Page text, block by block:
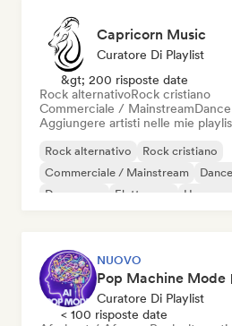
Capricorn Music
Curatore Di Playlist
&gt; 200 risposte date
Rock alternativoRock cristiano
Commerciale / Mainstream
Aggiungere artisti nelle mie
Rock alternativo
Rock cristiano
Commerciale / Mainstream
Dream pop
Elettropop House
NUOVO
Curatore Di Playlist
< 100 risposte date